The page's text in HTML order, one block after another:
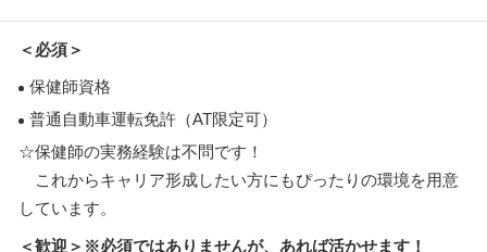
＜必須＞
保健師資格
普通自動車運転免許（AT限定可）
☆保健師の実務経験は不問です！
これからキャリア形成したい方にもぴったりの環境を用意
しています。
＜歓迎＞※必須ではありませんが、あれば活かせます！